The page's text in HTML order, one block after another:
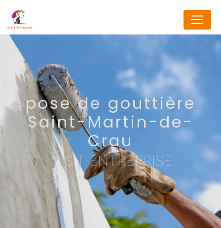
pose de gouttière
Saint-Martin-de-
Crau
G.S.T ENTREPRISE